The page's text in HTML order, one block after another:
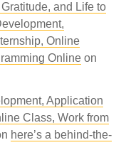
and Life to
Online
Online on
Application
Class, Work from
here’s a behind-the-